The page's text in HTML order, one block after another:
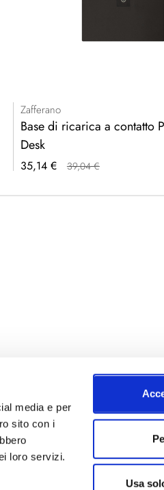
media e per
sito con i
loro servizi.
Usa
Zafferano
Base di ricarica a contatto
Desk
Prezzo
35,14 € 39,04 €